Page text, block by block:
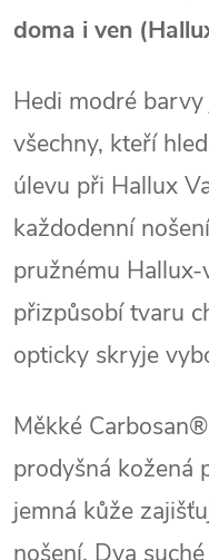
doma i ven
Hedi modré
všechny, kteří
úlevu při Hallux
každodenní
pružnému
přizpůsobí tvaru
opticky skryje
Měkké
prodyšná kožená
jemná kůže
nošení. Dva